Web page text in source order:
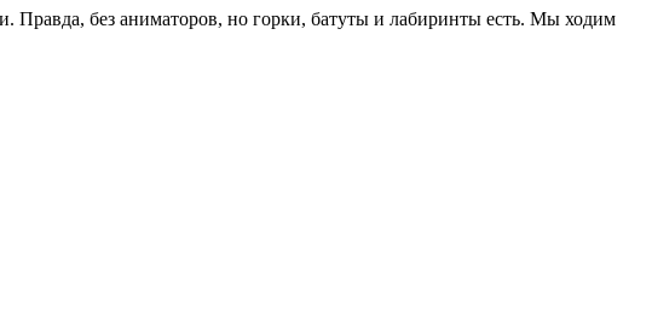
Правда, без аниматоров, но горки, батуты и лабиринты есть. Мы ходим